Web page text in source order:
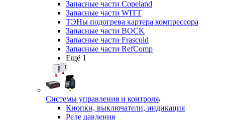
Запасные части Copeland
Запасные части WITT
ТЭНы подогрева картера компрессора
Запасные части BOCK
Запасные части Frascold
Запасные части RefComp
Ещё 1
Системы управления и контроля
Кнопки, выключатели, индикация
Реле давления